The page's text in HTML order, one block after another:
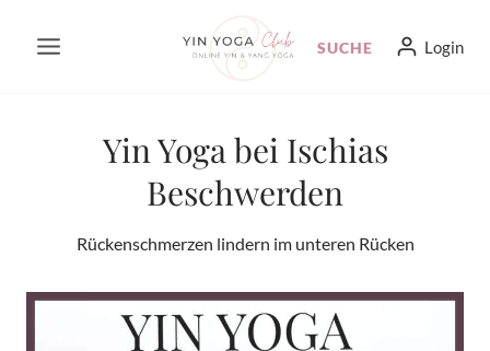
Inhalt
SUCHE Login
Yin Yoga bei Ischias
Beschwerden
Rückenschmerzen lindern im unteren Rücken